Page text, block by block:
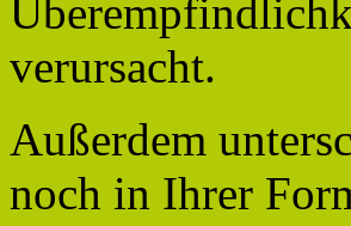
verursacht.
Außerdem
noch in Ihrer